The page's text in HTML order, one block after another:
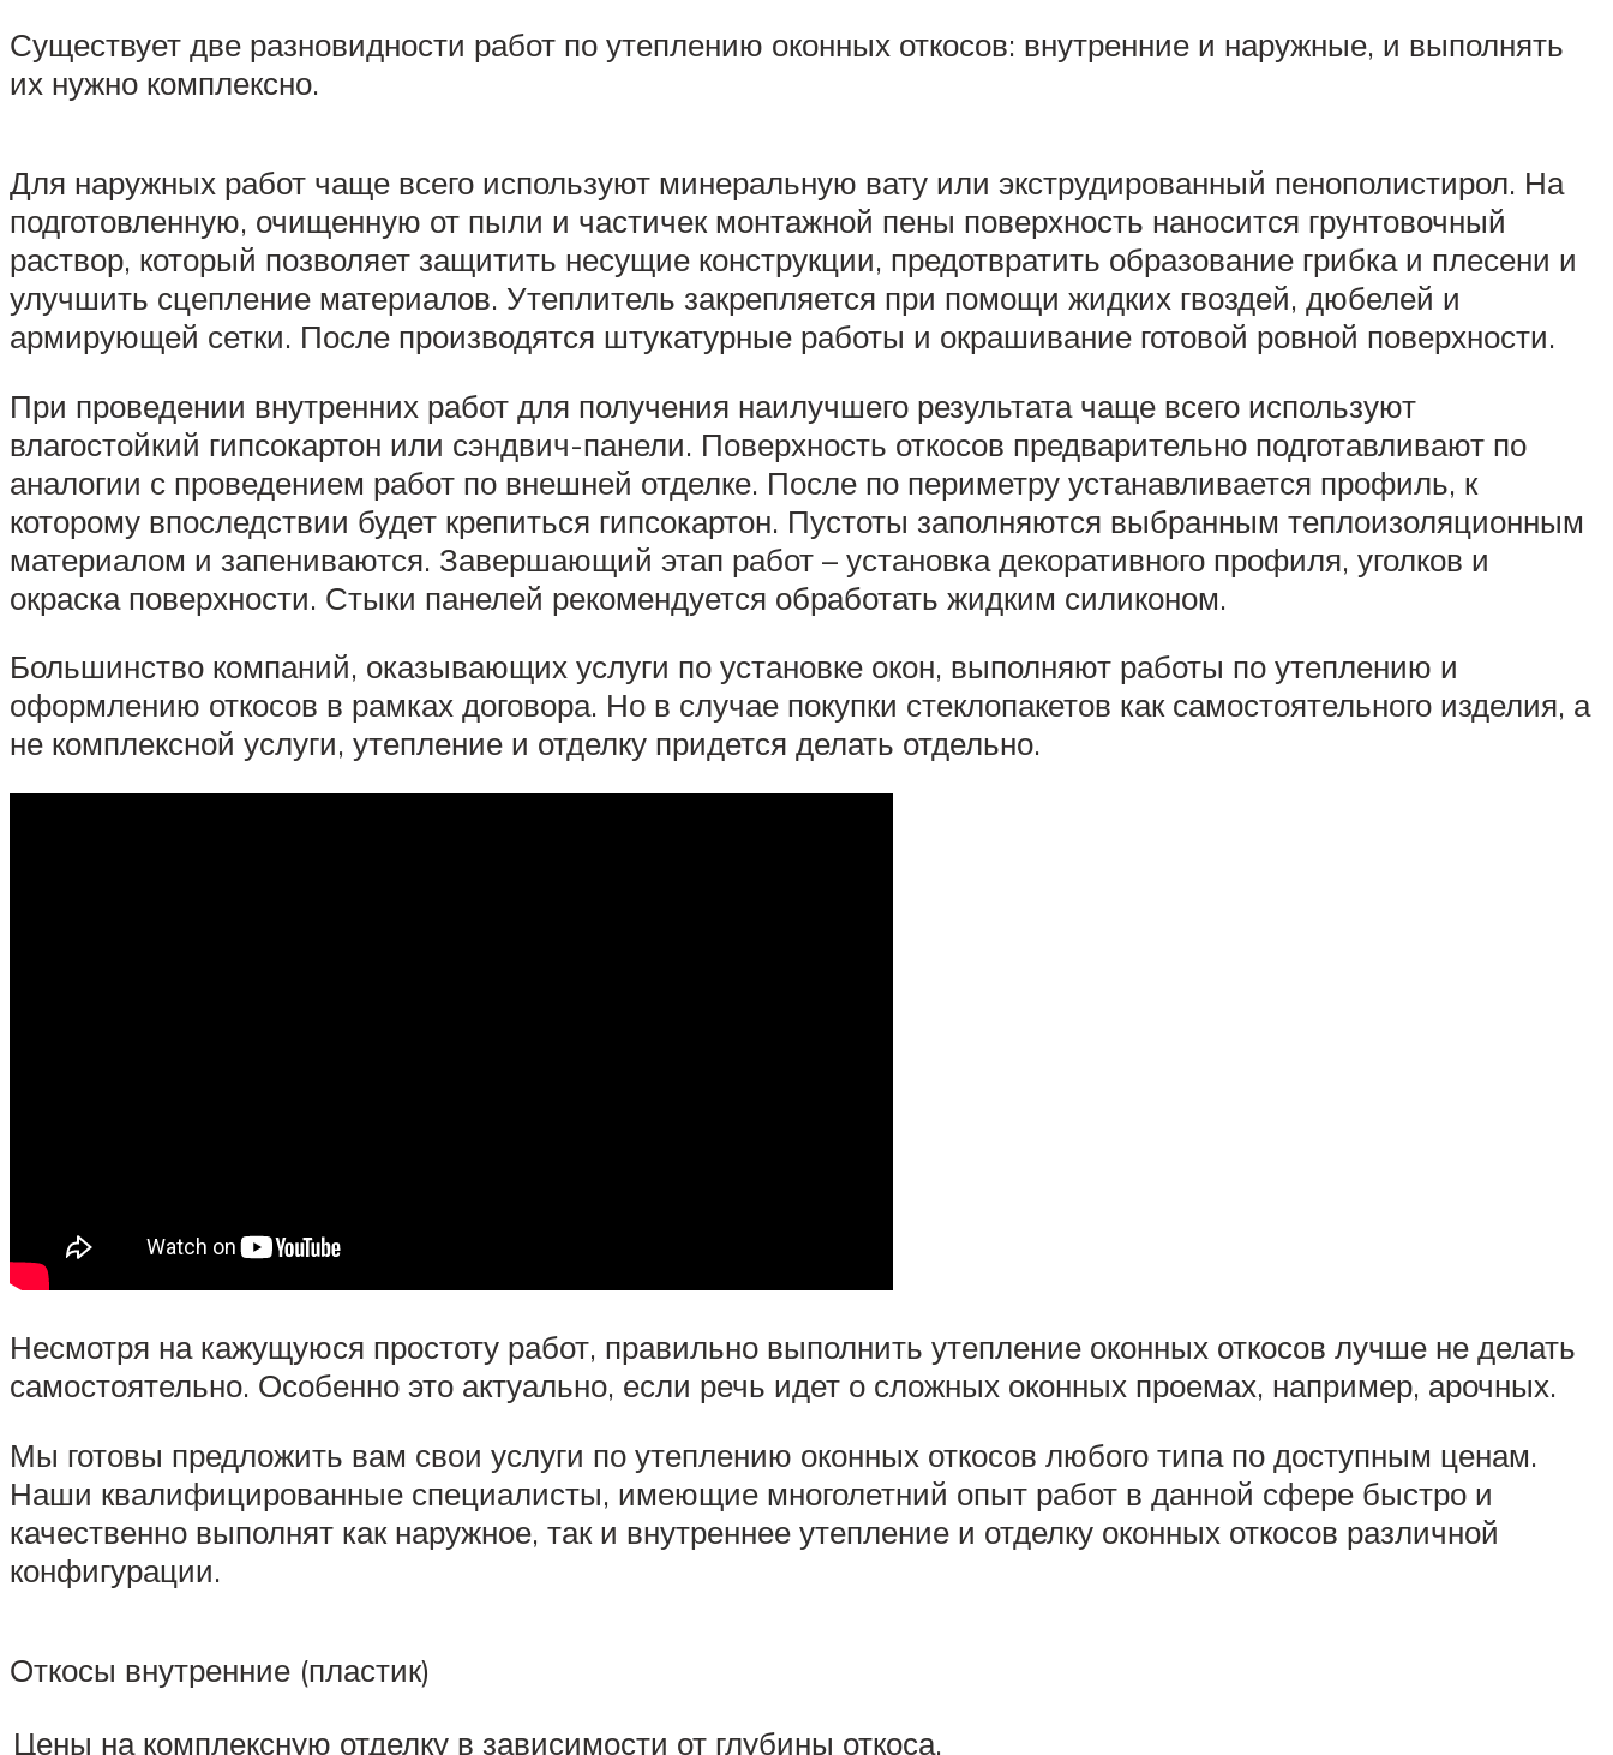
Существует две разновидности работ по утеплению оконных откосов: внутренние и наружные, и выполнять
их нужно комплексно.
Для наружных работ чаще всего используют минеральную вату или экструдированный пенополистирол. На
подготовленную, очищенную от пыли и частичек монтажной пены поверхность наносится грунтовочный
раствор, который позволяет защитить несущие конструкции, предотвратить образование грибка и плесени и
улучшить сцепление материалов. Утеплитель закрепляется при помощи жидких гвоздей, дюбелей и
армирующей сетки. После производятся штукатурные работы и окрашивание готовой ровной поверхности.
При проведении внутренних работ для получения наилучшего результата чаще всего используют
влагостойкий гипсокартон или сэндвич-панели. Поверхность откосов предварительно подготавливают по
аналогии с проведением работ по внешней отделке. После по периметру устанавливается профиль, к
которому впоследствии будет крепиться гипсокартон. Пустоты заполняются выбранным теплоизоляционным
материалом и запениваются. Завершающий этап работ – установка декоративного профиля, уголков и
окраска поверхности. Стыки панелей рекомендуется обработать жидким силиконом.
Большинство компаний, оказывающих услуги по установке окон, выполняют работы по утеплению и
оформлению откосов в рамках договора. Но в случае покупки стеклопакетов как самостоятельного изделия, а
не комплексной услуги, утепление и отделку придется делать отдельно.
Несмотря на кажущуюся простоту работ, правильно выполнить утепление оконных откосов лучше не делать
самостоятельно. Особенно это актуально, если речь идет о сложных оконных проемах, например, арочных.
Мы готовы предложить вам свои услуги по утеплению оконных откосов любого типа по доступным ценам.
Наши квалифицированные специалисты, имеющие многолетний опыт работ в данной сфере быстро и
качественно выполнят как наружное, так и внутреннее утепление и отделку оконных откосов различной
конфигурации.
Откосы внутренние (пластик)
Цены на комплексную отделку в зависимости от глубины откоса.